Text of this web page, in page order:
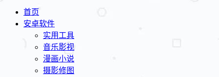
首页
安卓软件
实用工具
音乐影视
漫画小说
摄影修图